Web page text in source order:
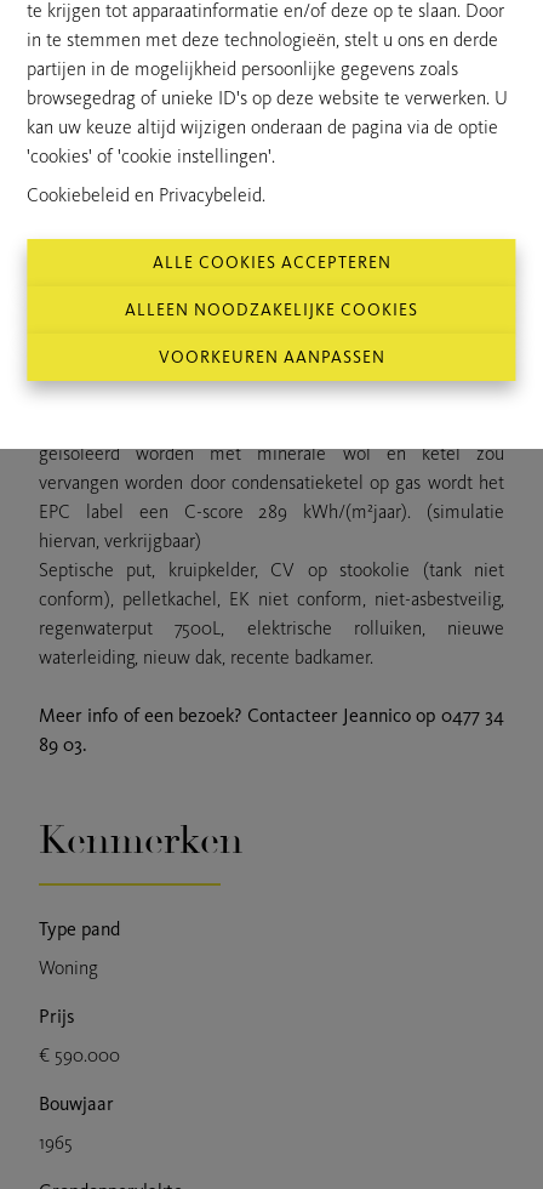
te krijgen tot apparaatinformatie en/of deze op te slaan. Door
in te stemmen met deze technologieën, stelt u ons en derde
partijen in de mogelijkheid persoonlijke gegevens zoals
browsegedrag of unieke ID's op deze website te verwerken. U
kan uw keuze altijd wijzigen onderaan de pagina via de optie
'cookies' of 'cookie instellingen'.
Cookiebeleid en Privacybeleid.
ALLE COOKIES ACCEPTEREN
ALLEEN NOODZAKELIJKE COOKIES
VOORKEUREN AANPASSEN
en een derde, kleinere kamer waar momenteel de
doorgang naar de eerste verdieping voorzien is (trap nog te
plaatsen). De (recent vernieuwde) badkamer is uitgerust
met een enkele lavabo en een inloopdouche.
Eerste verdieping: Nieuw opgetrokken verdieping met
momenteel een zeer ruime open ruimte die nog volledig
naar eigen smaak verder afgewerkt kan worden.
renovatieplicht. Slechte score gezien bovenverdieping nog
verder afgewerkt dient te worden.
geïsoleerd worden met minerale wol en ketel zou
vervangen worden door condensatieketel op gas wordt het
EPC label een C-score 289 kWh/(m²jaar). (simulatie
hiervan, verkrijgbaar)
Septische put, kruipkelder, CV op stookolie (tank niet
conform), pelletkachel, EK niet conform, niet-asbestveilig,
regenwaterput 7500L, elektrische rolluiken, nieuwe
waterleiding, nieuw dak, recente badkamer.
Meer info of een bezoek? Contacteer Jeannico op 0477 34
89 03.
Kenmerken
Type pand
Woning
Prijs
€ 590.000
Bouwjaar
1965